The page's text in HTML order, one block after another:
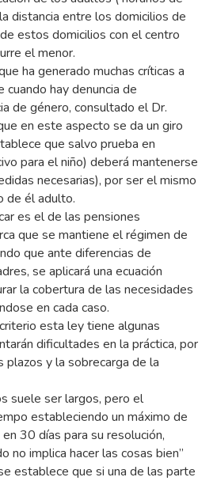
distancia entre los domicilios de
estos domicilios con el centro
el menor.
ha generado muchas críticas a
hay denuncia de
de género, consultado el Dr.
en este aspecto se da un giro
que salvo prueba en
para el niño) deberá mantenerse
necesarias), por ser el mismo
de él adulto.
es el de las pensiones
que se mantiene el régimen de
que ante diferencias de
se aplicará una ecuación
la cobertura de las necesidades
en cada caso.
esta ley tiene algunas
dificultades en la práctica, por
y la sobrecarga de la
suele ser largos, pero el
estableciendo un máximo de
30 días para su resolución,
no implica hacer las cosas bien”
establece que si una de las parte